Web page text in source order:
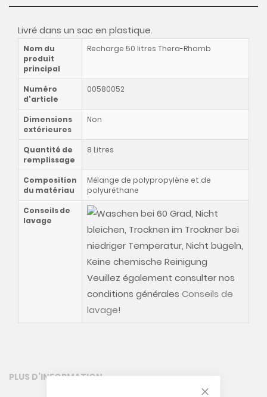
Livré dans un sac en plastique.
Nom du
produit
principal
Recharge 50 litres Thera-Rhomb
Numéro
d'article
00580052
Dimensions
extérieures
Non
Quantité de
remplissage
8 Litres
Composition
du matériau
Mélange de polypropylène et de
polyuréthane
Conseils de
lavage
Veuillez également consulter nos
conditions générales Conseils de
lavage!
PLUS D’INFORMATION